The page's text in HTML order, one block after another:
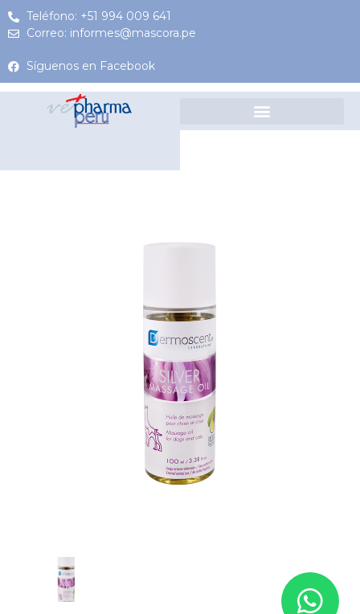
Teléfono: +51 994 009 641
Correo: informes@mascora.pe
Síguenos en Facebook